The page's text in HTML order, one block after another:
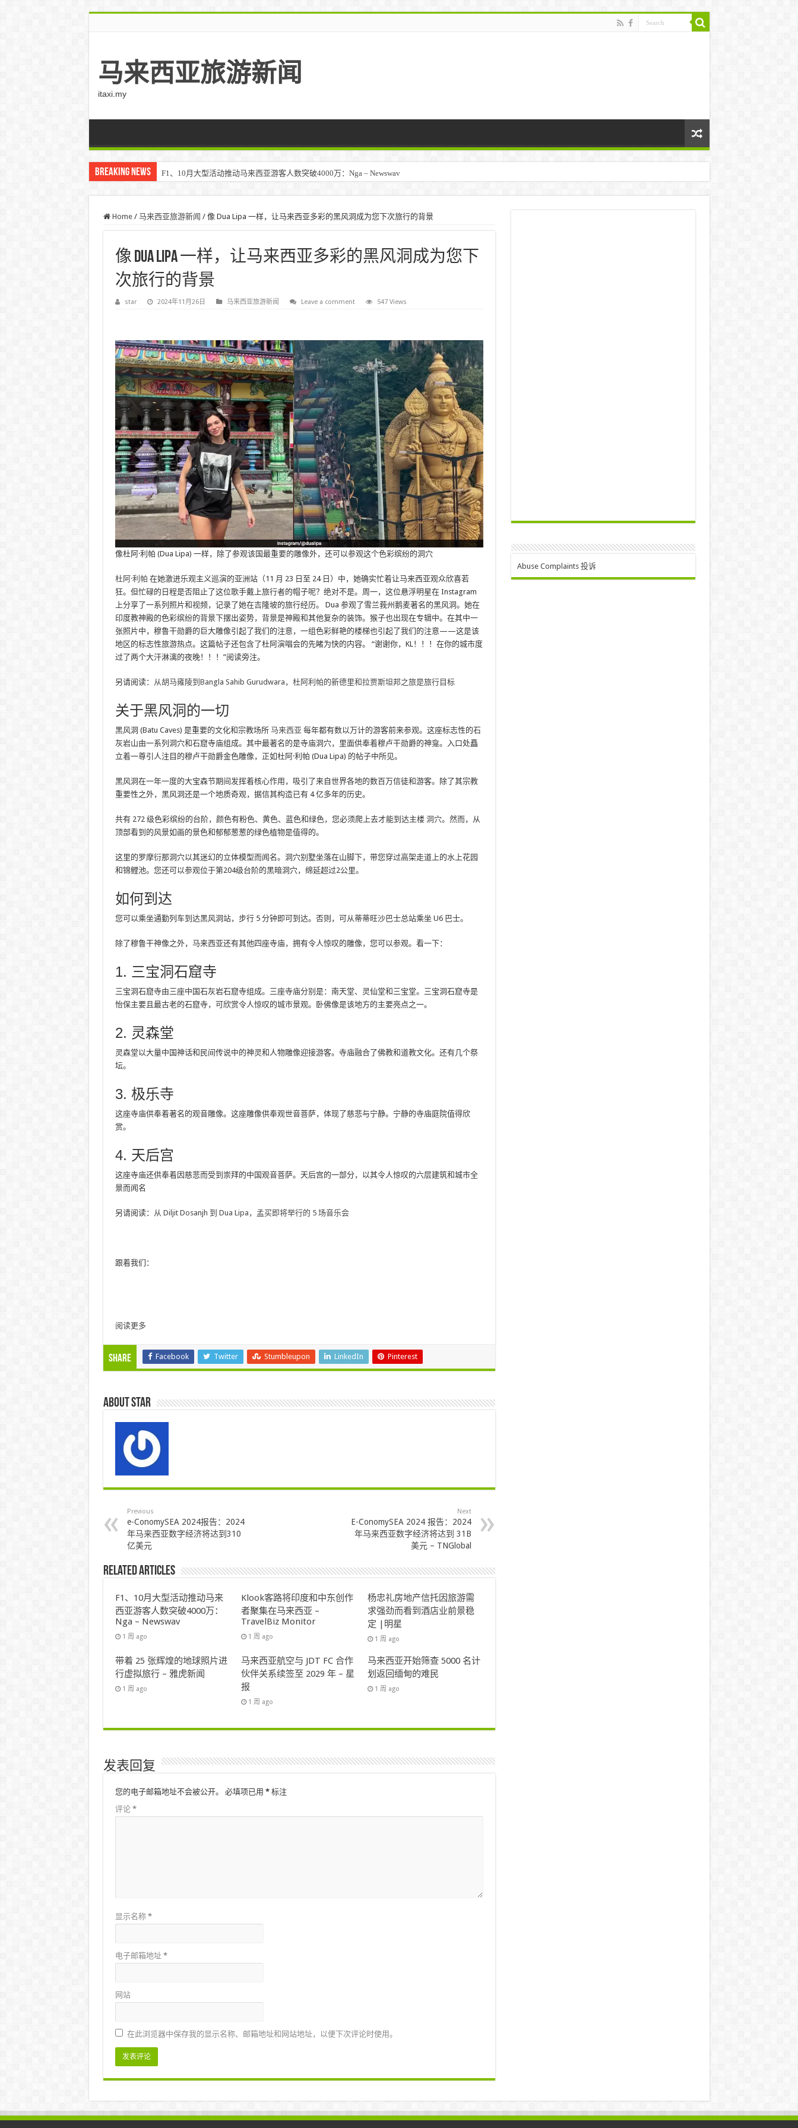
马来西亚旅游新闻
itaxi.my
Breaking News F1、10月大型活动推动马来西亚游客人数突破4000万：Nga – Newswav
Klook客路将印度和中东创作者聚集在马来西亚 – TravelBiz Monitor
Home / 马来西亚旅游新闻 / 像 Dua Lipa 一样，让马来西亚多彩的黑风洞成为您下次旅行的背景
像 Dua Lipa 一样，让马来西亚多彩的黑风洞成为您下
次旅行的背景
star 2024年11月26日 马来西亚旅游新闻 Leave a comment 547 Views
像杜阿·利帕 (Dua Lipa) 一样，除了参观该国最重要的雕像外，还可以参观这个色彩缤纷的洞穴
杜阿·利帕 在她激进乐观主义巡演的亚洲站（11 月 23 日至 24 日）中，她确实忙着让马来西亚观众欣喜若
狂。但忙碌的日程是否阻止了这位歌手戴上旅行者的帽子呢？绝对不是。周一，这位悬浮明星在 Instagram
上分享了一系列照片和视频，记录了她在吉隆坡的旅行经历。 Dua 参观了雪兰莪州鹅麦著名的黑风洞。她在
印度教神殿的色彩缤纷的背景下摆出姿势，背景是神殿和其他复杂的装饰。猴子也出现在专辑中。在其中一
张照片中，穆鲁干勋爵的巨大雕像引起了我们的注意，一组色彩鲜艳的楼梯也引起了我们的注意——这是该
地区的标志性旅游热点。这篇帖子还包含了杜阿演唱会的先睹为快的内容。 “谢谢你，KL！！！在你的城市度
过了两个大汗淋漓的夜晚！！！”阅读旁注。
另请阅读： 从胡马雍陵到Bangla Sahib Gurudwara，杜阿利帕的新德里和拉贾斯坦邦之旅是旅行目标
关于黑风洞的一切
黑风洞 (Batu Caves) 是重要的文化和宗教场所 马来西亚 每年都有数以万计的游客前来参观。这座标志性的石
灰岩山由一系列洞穴和石窟寺庙组成。其中最著名的是寺庙洞穴，里面供奉着穆卢干勋爵的神龛。入口处矗
立着一尊引人注目的穆卢干勋爵金色雕像，正如杜阿·利帕 (Dua Lipa) 的帖子中所见。
黑风洞在一年一度的大宝森节期间发挥着核心作用，吸引了来自世界各地的数百万信徒和游客。除了其宗教
重要性之外，黑风洞还是一个地质奇观，据信其构造已有 4 亿多年的历史。
共有 272 级色彩缤纷的台阶，颜色有粉色、黄色、蓝色和绿色，您必须爬上去才能到达主楼 洞穴。然而，从
顶部看到的风景如画的景色和郁郁葱葱的绿色植物是值得的。
这里的罗摩衍那洞穴以其迷幻的立体模型而闻名。洞穴别墅坐落在山脚下，带您穿过高架走道上的水上花园
和锦鲤池。您还可以参观位于第204级台阶的黑暗洞穴，绵延超过2公里。
如何到达
您可以乘坐通勤列车到达黑风洞站，步行 5 分钟即可到达。否则，可从蒂蒂旺沙巴士总站乘坐 U6 巴士。
除了穆鲁干神像之外，马来西亚还有其他四座寺庙，拥有令人惊叹的雕像，您可以参观。看一下：
1. 三宝洞石窟寺
三宝洞石窟寺由三座中国石灰岩石窟寺组成。三座寺庙分别是：南天堂、灵仙堂和三宝堂。三宝洞石窟寺是
怡保主要且最古老的石窟寺，可欣赏令人惊叹的城市景观。卧佛像是该地方的主要亮点之一。
2. 灵森堂
灵森堂以大量中国神话和民间传说中的神灵和人物雕像迎接游客。寺庙融合了佛教和道教文化。还有几个祭
坛。
3. 极乐寺
这座寺庙供奉着著名的观音雕像。这座雕像供奉观世音菩萨，体现了慈悲与宁静。宁静的寺庙庭院值得欣
赏。
4. 天后宫
这座寺庙还供奉着因慈悲而受到崇拜的中国观音菩萨。天后宫的一部分，以其令人惊叹的六层建筑和城市全
景而闻名
另请阅读： 从 Diljit Dosanjh 到 Dua Lipa，孟买即将举行的 5 场音乐会
跟着我们：
阅读更多
Share Facebook Twitter Stumbleupon LinkedIn Pinterest
About star
Previous
e-ConomySEA 2024报告：2024
年马来西亚数字经济将达到310
亿美元
Next
E-ConomySEA 2024 报告：2024
年马来西亚数字经济将达到 31B
美元 – TNGlobal
Related Articles
F1、10月大型活动推动马来
西亚游客人数突破4000万：
Nga – Newswav
1 周 ago
Klook客路将印度和中东创作
者聚集在马来西亚 –
TravelBiz Monitor
1 周 ago
杨忠礼房地产信托因旅游需
求强劲而看到酒店业前景稳
定 |明星
1 周 ago
带着 25 张辉煌的地球照片进
行虚拟旅行 – 雅虎新闻
1 周 ago
马来西亚航空与 JDT FC 合作
伙伴关系续签至 2029 年 – 星
报
1 周 ago
马来西亚开始筛查 5000 名计
划返回缅甸的难民
1 周 ago
发表回复
您的电子邮箱地址不会被公开。 必填项已用 *标注
评论 *
显示名称 *
电子邮箱地址 *
网站
在此浏览器中保存我的显示名称、邮箱地址和网站地址，以便下次评论时使用。
Abuse Complaints 投诉